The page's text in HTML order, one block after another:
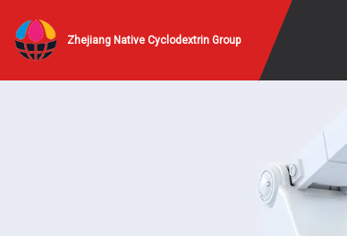
Zhejiang Native Cyclodextrin Group